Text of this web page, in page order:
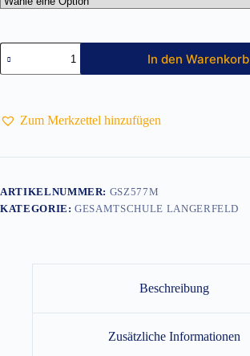
Polo
Herren
inkl.
In den Warenkorb
Zum Merkzettel hinzufügen
ARTIKELNUMMER: GSZ577M
KATEGORIE:GESAMTSCHULE LANGERFELD
Beschreibung
Zusätzliche Informationen